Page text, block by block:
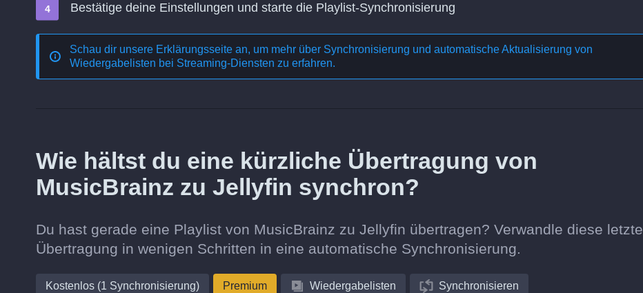
Bestätige deine Einstellungen und starte die Playlist-Synchronisierung
Schau dir unsere Erklärungsseite an, um mehr über Synchronisierung und automatische Aktualisierung von
Wiedergabelisten bei Streaming-Diensten zu erfahren.
Wie hältst du eine kürzliche Übertragung von
MusicBrainz zu Jellyfin synchron?
Du hast gerade eine Playlist von MusicBrainz zu Jellyfin übertragen? Verwandle diese letzte
Übertragung in wenigen Schritten in eine automatische Synchronisierung.
Kostenlos (1 Synchronisierung) Premium Wiedergabelisten Synchronisieren